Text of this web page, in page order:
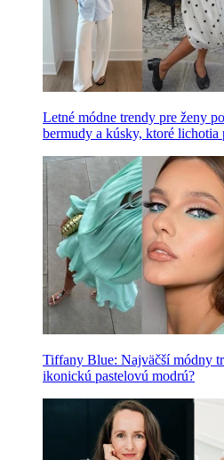
Letné módne trendy pre ženy
bermudy a kúsky, ktoré lichotia
Tiffany Blue: Najväčší módny
ikonickú pastelovú modrú?